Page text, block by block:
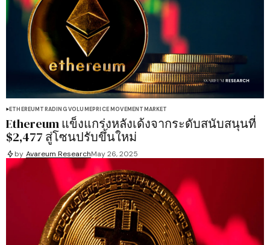
ETHEREUMTRADING VOLUMEPRICE MOVEMENTMARKET
Ethereum แข็งแกร่งหลังเด้งจากระดับสนับสนุนที่
$2,477 สู่โซนปรับขึ้นใหม่
by Avareum ResearchMay 26, 2025